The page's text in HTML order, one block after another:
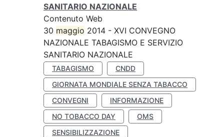
SANITARIO NAZIONALE
Contenuto Web
30 maggio 2014 - XVI CONVEGNO
NAZIONALE TABAGISMO E SERVIZIO
SANITARIO NAZIONALE
TABAGISMO
CNDD
GIORNATA MONDIALE SENZA TABACCO
CONVEGNI
INFORMAZIONE
NO TOBACCO DAY
OMS
SENSIBILIZZAZIONE